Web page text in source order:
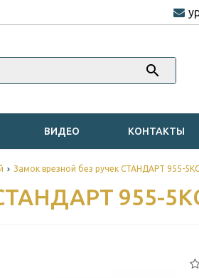
ВИДЕО КОНТАКТЫ
Замок врезной без ручек СТАНДАРТ 955-
955-